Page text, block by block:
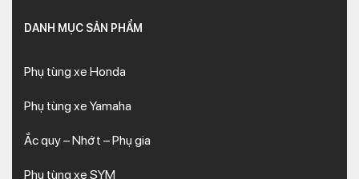
DANH MỤC SẢN PHẨM
Phụ tùng xe Honda
Phụ tùng xe Yamaha
Ắc quy – Nhớt – Phụ gia
Phụ tùng xe SYM